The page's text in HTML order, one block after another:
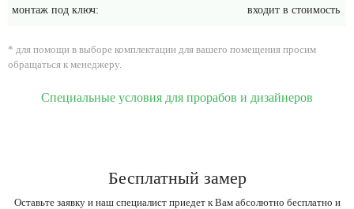
монтаж под ключ: входит в стоимость
* для помощи в выборе комплектации для вашего помещения просим
обращаться к менеджеру.
Специальные условия для прорабов и дизайнеров
Бесплатный замер
Оставьте заявку и наш специалист приедет к Вам абсолютно бесплатно и